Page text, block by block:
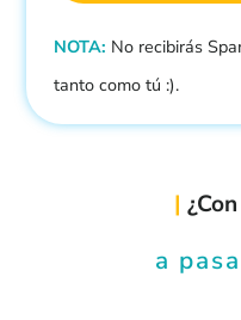
NOTA: No recibirás
tanto como tú :).
|
a